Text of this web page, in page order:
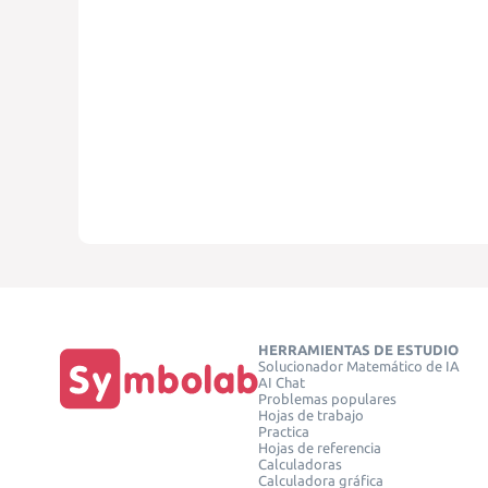
HERRAMIENTAS DE ESTUDIO
Solucionador Matemático de IA
AI Chat
Problemas populares
Hojas de trabajo
Practica
Hojas de referencia
Calculadoras
Calculadora gráfica